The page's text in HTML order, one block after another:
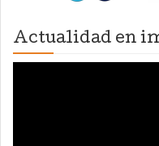
Actualidad en